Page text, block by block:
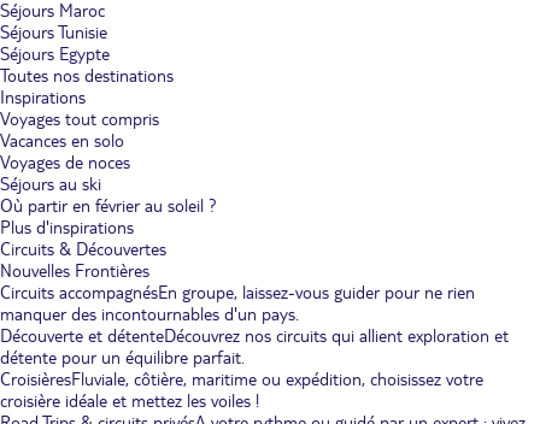
Séjours Maroc
Séjours Tunisie
Séjours Egypte
Toutes nos destinations
Inspirations
Voyages tout compris
Vacances en solo
Voyages de noces
Séjours au ski
Où partir en février au soleil ?
Plus d'inspirations
Circuits & Découvertes
Nouvelles Frontières
Circuits accompagnésEn groupe, laissez-vous guider pour ne rien
manquer des incontournables d'un pays.
Découverte et détenteDécouvrez nos circuits qui allient exploration et
détente pour un équilibre parfait.
CroisièresFluviale, côtière, maritime ou expédition, choisissez votre
croisière idéale et mettez les voiles !